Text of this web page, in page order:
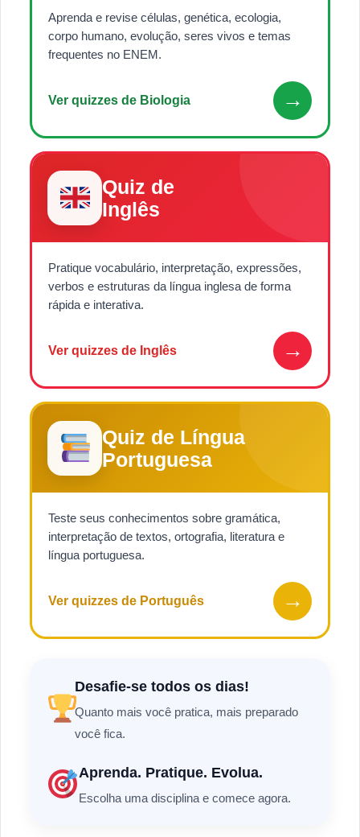
Aprenda e revise células, genética, ecologia,
corpo humano, evolução, seres vivos e temas
frequentes no ENEM.
Ver quizzes de Biologia →
Quiz de
Inglês
Pratique vocabulário, interpretação, expressões,
verbos e estruturas da língua inglesa de forma
rápida e interativa.
Ver quizzes de Inglês →
Quiz de Língua
Portuguesa
Teste seus conhecimentos sobre gramática,
interpretação de textos, ortografia, literatura e
língua portuguesa.
Ver quizzes de Português →
Desafie-se todos os dias!
Quanto mais você pratica, mais preparado
você fica.
Aprenda. Pratique. Evolua.
Escolha uma disciplina e comece agora.